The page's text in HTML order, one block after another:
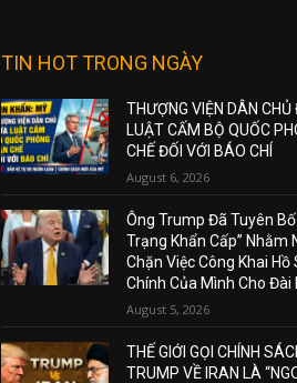
TIN HOT TRONG NGÀY
THƯỢNG VIỆN DÂN
LUẬT CẤM BỘ QUỐC
CHẾ ĐỐI VỚI BÁO CHÍ
August 6, 2026
Ông Trump Đã Tuyên Bố
Trạng Khẩn Cấp” Nhằm
Chặn Việc Công Khai Hồ
Chính Của Mình Cho Đài
August 5, 2026
THẾ GIỚI GỌI CHÍNH
TRUMP VỀ IRAN LÀ